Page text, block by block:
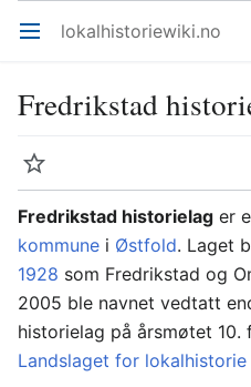
Åpne hovedmenyen lokalhistoriewiki.no
Fredrikstad
Overvåk
Fredrikstad historielag er
kommune i Østfold. Laget
1928 som Fredrikstad og
2005 ble navnet vedtatt
historielag på årsmøtet
Landslaget for lokalhistorie